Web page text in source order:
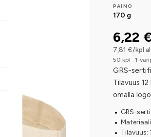
PAINO
170 g
6,22
7,81 €/kpl
50 kpl · 1-
GRS-
Tilavuus
omalla
GRS-
Tilavuus: